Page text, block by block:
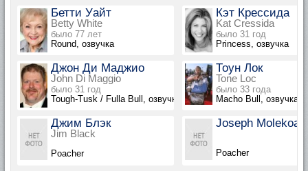
Бетти Уайт
Betty White
было 77 лет
Round, озвучка
Кэт Крессида
Kat Cressida
было 31 год
Princess, озвучка
Джон Ди Маджио
John Di Maggio
было 31 год
Tough-Tusk / Fulla Bull, озвучка
Тоун Лок
Tone Loc
было 33 года
Macho Bull, озвучка
Джим Блэк
Jim Black
Poacher
Joseph Molekoa
Poacher